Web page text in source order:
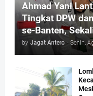
Ahmad Yani
Tingkat DPW
se-Banten,
by Jagat Antero - Senin,